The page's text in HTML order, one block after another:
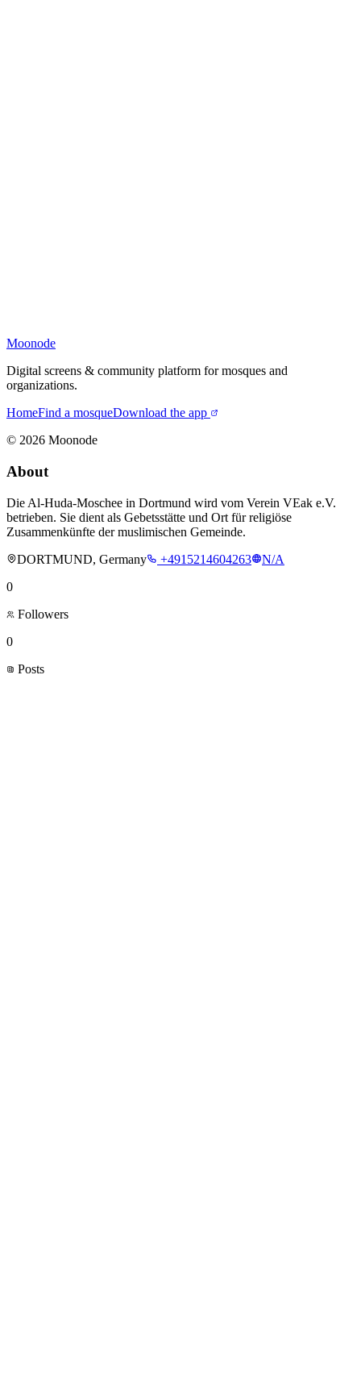
Moonode
Digital screens & community platform for mosques and
organizations.
HomeFind a mosqueDownload the app
© 2026 Moonode
About
Die Al-Huda-Moschee in Dortmund wird vom Verein VEak e.V.
betrieben. Sie dient als Gebetsstätte und Ort für religiöse
Zusammenkünfte der muslimischen Gemeinde.
DORTMUND, Germany
+4915214604263
N/A
0
Followers
0
Posts